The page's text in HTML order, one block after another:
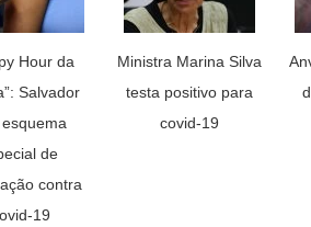
Hour da
Salvador
de
contra
19
Ministra Marina Silva
testa positivo para
covid-19